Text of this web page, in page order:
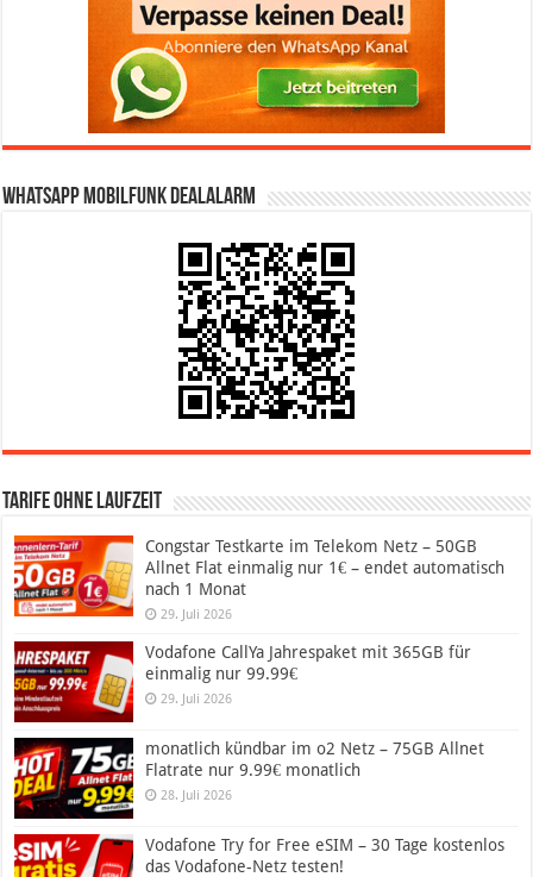
WhatsApp Mobilfunk DealAlarm
Tarife ohne Laufzeit
Congstar Testkarte im Telekom Netz – 50GB
Allnet Flat einmalig nur 1€ – endet automatisch
nach 1 Monat
29. Juli 2026
Vodafone CallYa Jahrespaket mit 365GB für
einmalig nur 99.99€
29. Juli 2026
monatlich kündbar im o2 Netz – 75GB Allnet
Flatrate nur 9.99€ monatlich
28. Juli 2026
Vodafone Try for Free eSIM – 30 Tage kostenlos
das Vodafone-Netz testen!